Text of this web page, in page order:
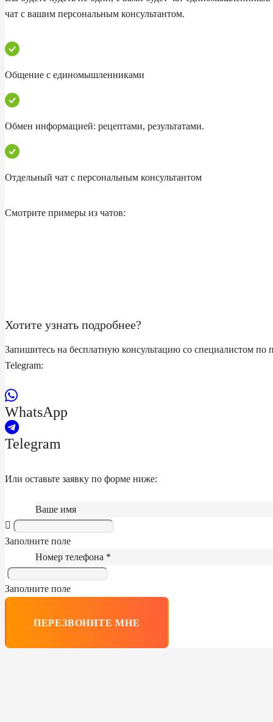
чат с вашим персональным консультантом.
Общение с единомышленниками
Обмен информацией: рецептами, результатами.
Отдельный чат с персональным консультантом
Смотрите примеры из чатов:
Хотите узнать подробнее?
Запишитесь на бесплатную консультацию со специалистом по
Telegram:
WhatsApp
Telegram
Или оставьте заявку по форме ниже:
Ваше имя
Заполните поле
Номер телефона *
Заполните поле
ПЕРЕЗВОНИТЕ МНЕ